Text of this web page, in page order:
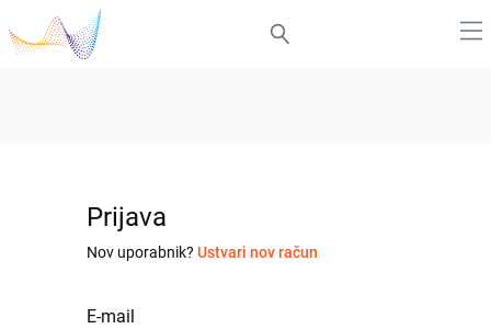
Prijava
Nov uporabnik? Ustvari nov račun
E-mail